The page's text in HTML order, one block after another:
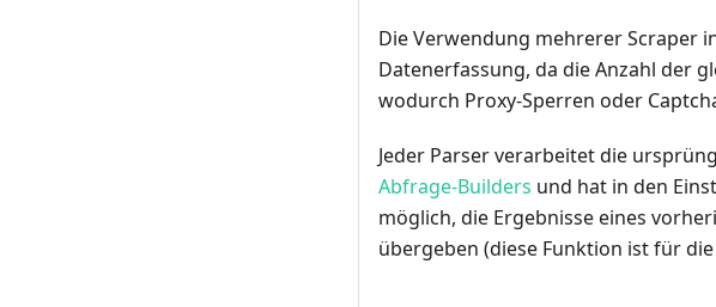
Die Verwendung mehrerer Scraper
Datenerfassung, da die Anzahl der
wodurch Proxy-Sperren oder
Jeder Parser verarbeitet die
Abfrage-Builders und hat in den
möglich, die Ergebnisse eines
übergeben (diese Funktion ist für